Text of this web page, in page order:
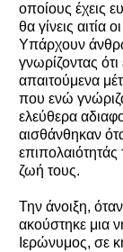
οποίους έχεις
θα γίνεις αιτία
Υπάρχουν
γνωρίζοντας
απαιτούμενα
που ενώ
ελεύθερα
αισθάνθηκαν
ζωή τους.
Την άνοιξη,
ακούστηκε μια
Ιερώνυμος, σε